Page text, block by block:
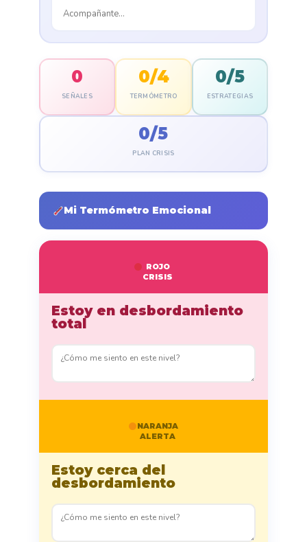
0
SEÑALES
0/4
TERMÓMETRO
0/5
ESTRATEGIAS
0/5
PLAN CRISIS
Mi Termómetro Emocional
ROJO
CRISIS
Estoy en desbordamiento
total
NARANJA
ALERTA
Estoy cerca del
desbordamiento